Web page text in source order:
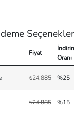
Fiyat
Oranı
₺24.885 %25
₺24.885 %15